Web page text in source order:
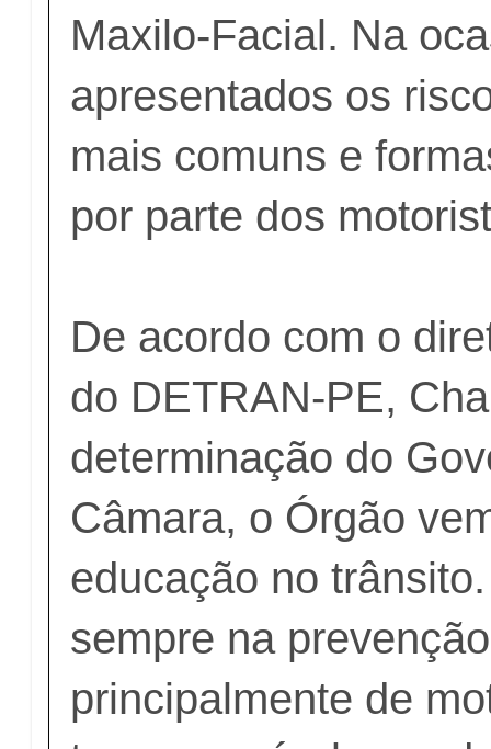
Maxilo-Facial. Na
apresentados os
mais comuns e
por parte dos
De acordo com o
do DETRAN-PE,
determinação do
Câmara, o Órgão
educação no
sempre na
principalmente de